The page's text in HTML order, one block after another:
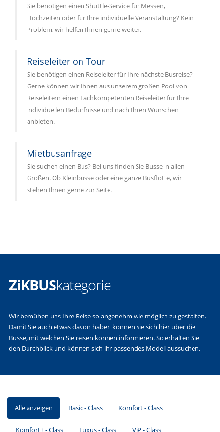
Sie benötigen einen Shuttle-Service für Messen,
Hochzeiten oder für Ihre individuelle Veranstaltung? Kein
Problem, wir helfen Ihnen gerne weiter.
Reiseleiter on Tour
Sie benötigen einen Reiseleiter für Ihre nächste Busreise?
Gerne können wir Ihnen aus unserem großen Pool von
Reiseleitern einen Fachkompetenten Reiseleiter für Ihre
individuellen Bedürfnisse und nach Ihren Wünschen
anbieten.
Mietbusanfrage
Sie suchen einen Bus? Bei uns finden Sie Busse in allen
Größen. Ob Kleinbusse oder eine ganze Busflotte, wir
stehen Ihnen gerne zur Seite.
ZiKBUSkategorie
Wir bemühen uns Ihre Reise so angenehm wie möglich zu gestalten.
Damit Sie auch etwas davon haben können sie sich hier über die
Busse, mit welchen Sie reisen können informieren. So erhalten Sie
den Durchblick und können sich ihr passendes Modell aussuchen.
Alle anzeigen Basic - Class Komfort - Class
Komfort+ - Class Luxus - Class ViP - Class